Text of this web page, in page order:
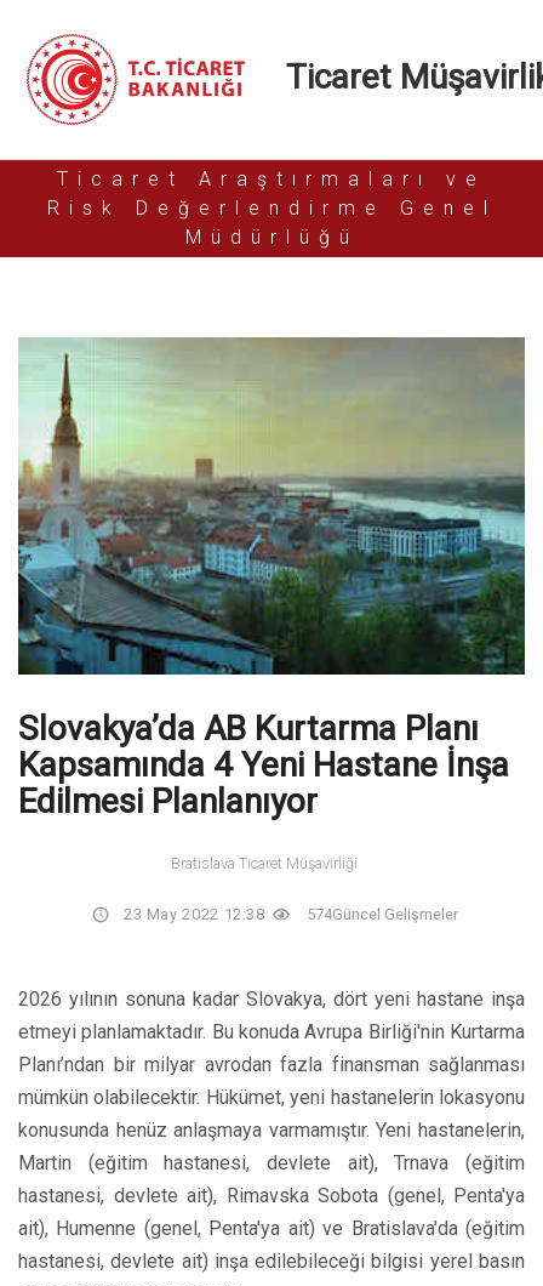
Ticaret
Ticaret Araştırmaları ve
Risk Değerlendirme Genel
Müdürlüğü
Slovakya’da AB Kurtarma Planı
Kapsamında 4 Yeni Hastane İnşa
Edilmesi Planlanıyor
Bratislava Ticaret Müşavirliği
23 May 2022 12:38 574Güncel Gelişmeler
2026 yılının sonuna kadar Slovakya, dört yeni hastane inşa
etmeyi planlamaktadır. Bu konuda Avrupa Birliği'nin Kurtarma
Planı’ndan bir milyar avrodan fazla finansman sağlanması
mümkün olabilecektir. Hükümet, yeni hastanelerin lokasyonu
konusunda henüz anlaşmaya varmamıştır. Yeni hastanelerin,
Martin (eğitim hastanesi, devlete ait), Trnava (eğitim
hastanesi, devlete ait), Rimavska Sobota (genel, Penta'ya
ait), Humenne (genel, Penta'ya ait) ve Bratislava'da (eğitim
hastanesi, devlete ait) inşa edilebileceği bilgisi yerel basın